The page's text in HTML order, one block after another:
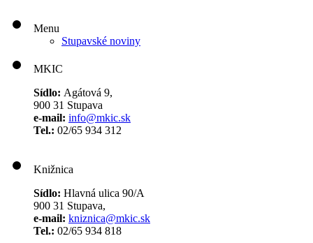
Menu
Stupavské noviny
MKIC
Sídlo: Agátová 9,
900 31 Stupava
e-mail: info@mkic.sk
Tel.: 02/65 934 312
Knižnica
Sídlo: Hlavná ulica 90/A
900 31 Stupava,
e-mail: kniznica@mkic.sk
Tel.: 02/65 934 818